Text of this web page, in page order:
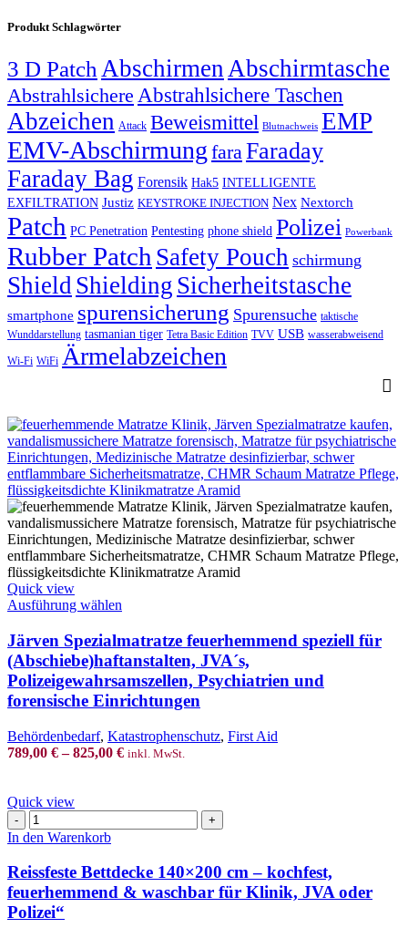
Produkt Schlagwörter
3 D Patch AbschirmenAbschirmtasche
Abstrahlsichere Abstrahlsichere Taschen
Abzeichen Attack Beweismittel Blutnachweis EMP
EMV-Abschirmung faraFaraday
Faraday Bag Forensik Hak5 INTELLIGENTE
EXFILTRATION Justiz KEYSTROKE INJECTION Nex Nextorch
Patch PC Penetration Pentesting phone shield Polizei Powerbank
Rubber Patch Safety Pouch schirmung
ShieldShielding Sicherheitstasche
smartphone spurensicherung Spurensuche taktische
Wunddarstellung tasmanian tiger Tetra Basic Edition TVV USB wasserabweisend
Wi-Fi WiFi Ärmelabzeichen
Quick view
Ausführung wählen
has
multiple
variants.
The
options
be
chosen
Järven Spezialmatratze feuerhemmend speziell für
(Abschiebe)haftanstalten, JVA´s,
Polizeigewahrsamszellen, Psychiatrien und
forensische Einrichtungen
Behördenbedarf, Katastrophenschutz, First Aid
789,00 €–825,00 € inkl. MwSt.
Quick view
Reissfeste
Bettdecke
cm
–
kochfest,
feuerhemmend
In den Warenkorb
Reissfeste Bettdecke 140×200 cm – kochfest,
feuerhemmend & waschbar für Klinik, JVA oder
Polizei“